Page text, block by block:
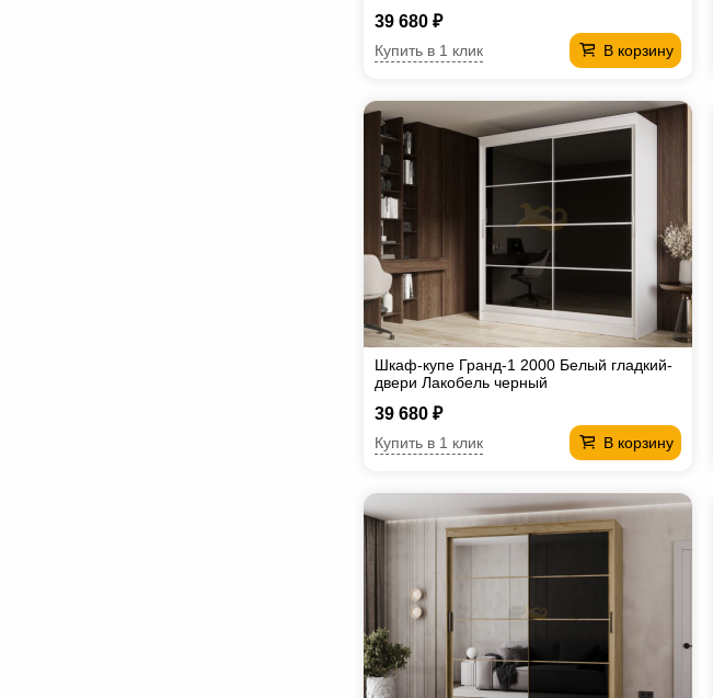
39 680 ₽
В корзину
Купить в 1 клик
Шкаф-купе Гранд-1 2000 Белый гладкий-
двери Лакобель черный
39 680 ₽
В корзину
Купить в 1 клик